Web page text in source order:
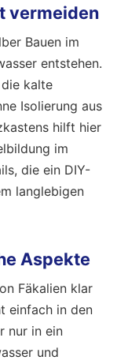
vermeiden
Bauen im
entstehen.
kalte
Isolierung aus
hilft hier
im
die ein DIY-
langlebigen
Aspekte
Fäkalien klar
einfach in den
nur in ein
und